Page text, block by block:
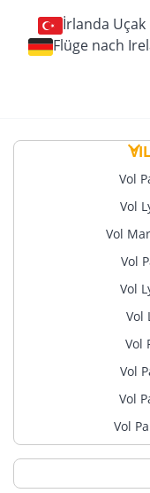
İrlanda Uçak
Flüge nach
Vol
Vol
Vol
Vol
Vol
Vol
Vol
Vol
Vol
Vol